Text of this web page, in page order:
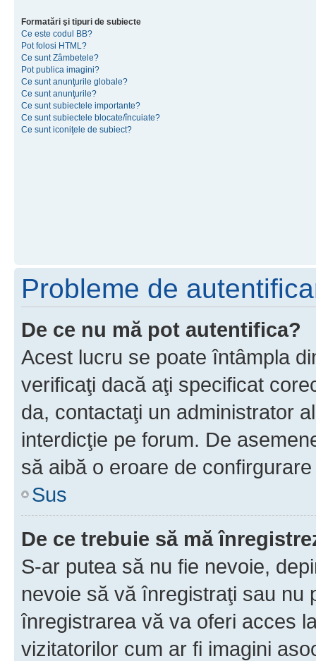
Formatări şi tipuri de subiecte
Ce este codul BB?
Pot folosi HTML?
Ce sunt Zâmbetele?
Pot publica imagini?
Ce sunt anunţurile globale?
Ce sunt anunţurile?
Ce sunt subiectele importante?
Ce sunt subiectele blocate/încuiate?
Ce sunt iconiţele de subiect?
Probleme de
De ce nu mă pot autentifica?
Acest lucru se poate întâmpla
verificaţi dacă aţi specificat
da, contactaţi un administrator
interdicţie pe forum. De
să aibă o eroare de
Sus
De ce trebuie să mă
S-ar putea să nu fie nevoie,
nevoie să vă înregistraţi sau nu
înregistrarea vă va oferi acces
vizitatorilor cum ar fi imagini